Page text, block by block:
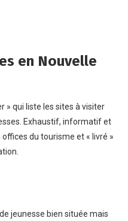
en Nouvelle
» qui liste les sites à visiter
Exhaustif, informatif et
du tourisme et « livré »
jeunesse bien située mais